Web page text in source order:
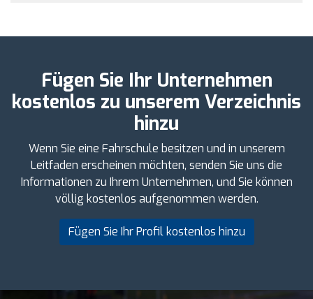
Fügen Sie Ihr Unternehmen
kostenlos zu unserem Verzeichnis
hinzu
Wenn Sie eine Fahrschule besitzen und in unserem
Leitfaden erscheinen möchten, senden Sie uns die
Informationen zu Ihrem Unternehmen, und Sie können
völlig kostenlos aufgenommen werden.
Fügen Sie Ihr Profil kostenlos hinzu